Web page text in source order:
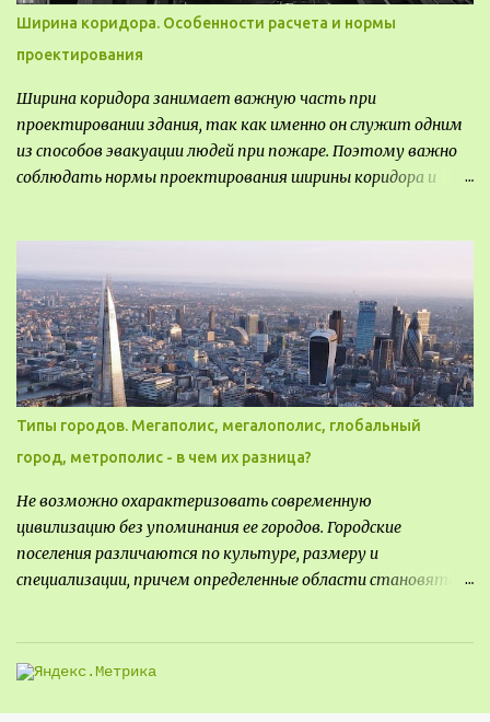
социальной инклюзивности. Успех проекта был
подтвержден победой в городском конкурсе 2021 года и
получением престижной награды «Серебряная пирамида
глобального качества» от Федерации застройщиков
Окситании в 2024 году. Концепция «Jardins Secrets» — это
современный средиземноморский манифест. Архитекторы
стремились объединить память о военном прошлом
Ширина коридора. Особенности расчета и нормы
проектирования
Ширина коридора занимает важную часть при
проектировании здания, так как именно он служит одним
из способов эвакуации людей при пожаре. Поэтому важно
соблюдать нормы проектирования ширины коридора и
Типы городов. Мегаполис, мегалополис, глобальный
город, метрополис - в чем их разница?
Не возможно охарактеризовать современную
цивилизацию без упоминания ее городов. Городские
поселения различаются по культуре, размеру и
специализации, причем определенные области становятся
поселения был общим показателем его важности - чем
крупнее город, тем больше мощности он приносил, однако, с
большой миграцией в сельскую местность в прошлом веке,